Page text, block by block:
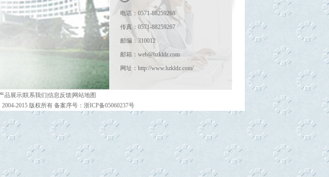
电话：0571-88259268
传真：0571-88259267
邮编：310012
邮箱：web@hzkldz.com
网址：http://www.hzkldz.com/
品展示联系我们 信息反馈 网站地图
2015 版权所有 备案序号：浙ICP备05060237号